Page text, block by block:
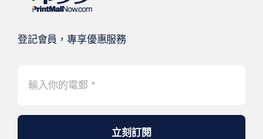
登記會員，專享優惠服務
立刻訂閱